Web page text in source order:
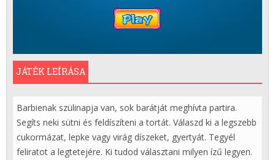
JÁTÉK LEÍRÁSA
Barbienak szülinapja van, sok barátját meghívta partira.
Segíts neki sütni és feldíszíteni a tortát. Válaszd ki a legszebb
cukormázat, lepke vagy virág díszeket, gyertyát. Tegyél
feliratot a legtetejére. Ki tudod választani milyen ízű legyen.